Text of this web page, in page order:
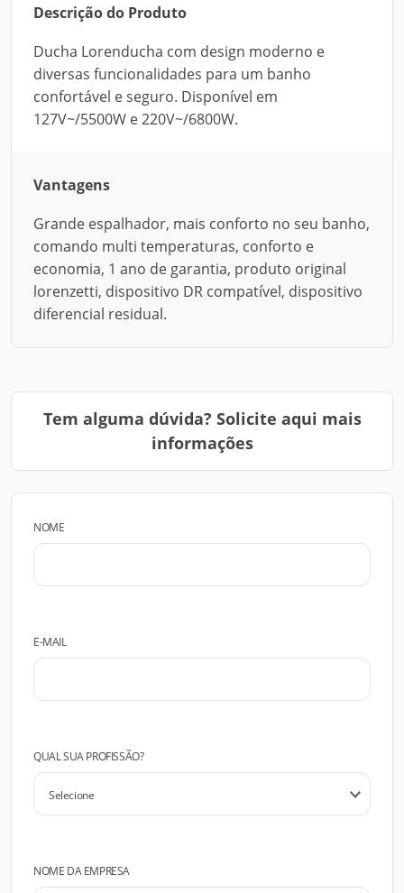
Descrição do Produto
Ducha Lorenducha com design moderno e
diversas funcionalidades para um banho
confortável e seguro. Disponível em
127V~/5500W e 220V~/6800W.
Vantagens
Grande espalhador, mais conforto no seu banho,
comando multi temperaturas, conforto e
economia, 1 ano de garantia, produto original
lorenzetti, dispositivo DR compatível, dispositivo
diferencial residual.
Tem alguma dúvida? Solicite aqui mais
informações
NOME
E-MAIL
QUAL SUA PROFISSÃO?
NOME DA EMPRESA